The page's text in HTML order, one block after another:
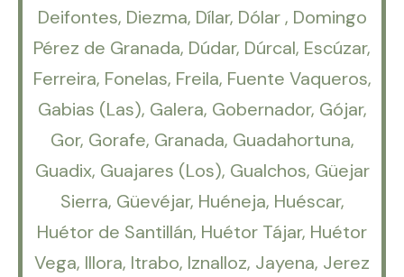
Deifontes, Diezma, Dílar, Dólar , Domingo
Pérez de Granada, Dúdar, Dúrcal, Escúzar,
Ferreira, Fonelas, Freila, Fuente Vaqueros,
Gabias (Las), Galera, Gobernador, Gójar,
Gor, Gorafe, Granada, Guadahortuna,
Guadix, Guajares (Los), Gualchos, Güejar
Sierra, Güevéjar, Huéneja, Huéscar,
Huétor de Santillán, Huétor Tájar, Huétor
Vega, Illora, Itrabo, Iznalloz, Jayena, Jerez